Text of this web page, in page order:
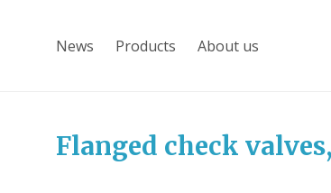
News Products About us
Flanged check